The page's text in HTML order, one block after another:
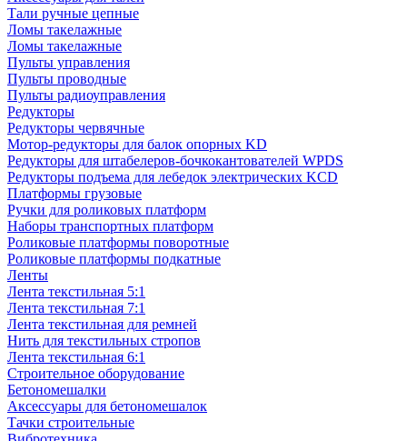
Тали ручные цепные
Ломы такелажные
Ломы такелажные
Пульты управления
Пульты проводные
Пульты радиоуправления
Редукторы
Редукторы червячные
Мотор-редукторы для балок опорных KD
Редукторы для штабелеров-бочкокантователей WPDS
Редукторы подъема для лебедок электрических KCD
Платформы грузовые
Ручки для роликовых платформ
Наборы транспортных платформ
Роликовые платформы поворотные
Роликовые платформы подкатные
Ленты
Лента текстильная 5:1
Лента текстильная 7:1
Лента текстильная для ремней
Нить для текстильных стропов
Лента текстильная 6:1
Строительное оборудование
Бетономешалки
Аксессуары для бетономешалок
Тачки строительные